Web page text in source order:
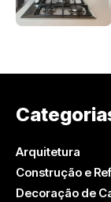
Arquitetura
Construção e
Decoração de